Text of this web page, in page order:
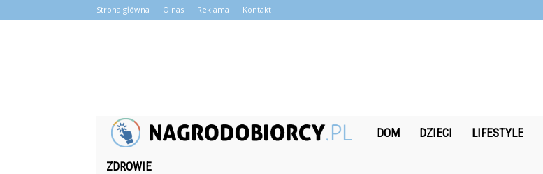
Strona główna O nas Reklama Kontakt
Nagrodobiorcy.pl
DOM DZIECI LIFESTYLE
ZDROWIE